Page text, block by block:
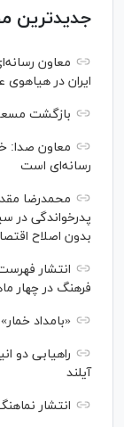
جدیدترین
معاون
ایران در
بازگشت
معاون صدا:
رسانه‌ای است
محمدرضا
پدرخواندگی در
بدون اصلاح
انتشار
فرهنگ در چهار
«بامداد
راهیابی دو
آیلند
انتشار